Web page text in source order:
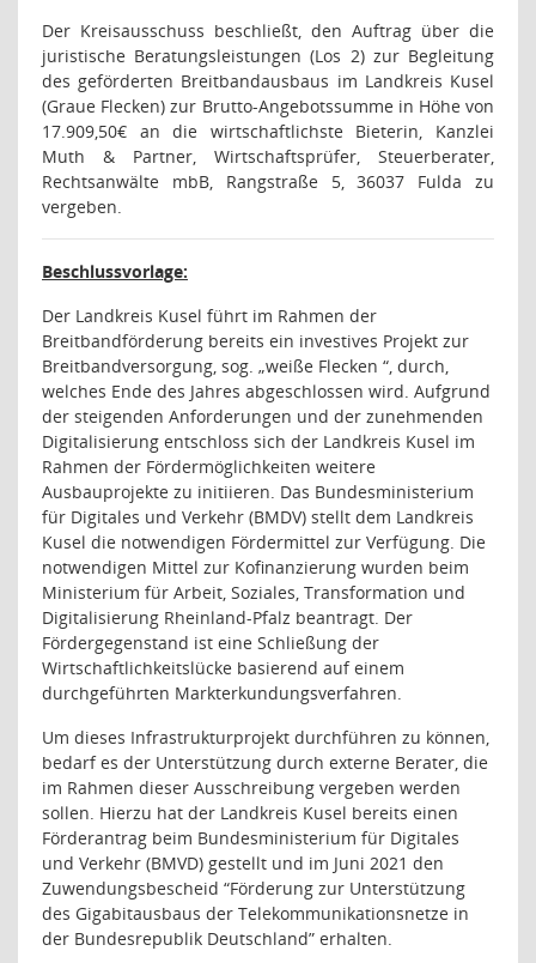
Der Kreisausschuss beschließt, den Auftrag über die
juristische Beratungsleistungen (Los 2) zur Begleitung
des geförderten Breitbandausbaus im Landkreis Kusel
(Graue Flecken) zur Brutto-Angebotssumme in Höhe von
17.909,50€ an die wirtschaftlichste Bieterin, Kanzlei
Muth & Partner, Wirtschaftsprüfer, Steuerberater,
Rechtsanwälte mbB, Rangstraße 5, 36037 Fulda zu
vergeben.
Beschlussvorlage:
Der Landkreis Kusel führt im Rahmen der
Breitbandförderung bereits ein investives Projekt zur
Breitbandversorgung, sog. „weiße Flecken “, durch,
welches Ende des Jahres abgeschlossen wird. Aufgrund
der steigenden Anforderungen und der zunehmenden
Digitalisierung entschloss sich der Landkreis Kusel im
Rahmen der Fördermöglichkeiten weitere
Ausbauprojekte zu initiieren. Das Bundesministerium
für Digitales und Verkehr (BMDV) stellt dem Landkreis
Kusel die notwendigen Fördermittel zur Verfügung. Die
notwendigen Mittel zur Kofinanzierung wurden beim
Ministerium für Arbeit, Soziales, Transformation und
Digitalisierung Rheinland-Pfalz beantragt. Der
Fördergegenstand ist eine Schließung der
Wirtschaftlichkeitslücke basierend auf einem
durchgeführten Markterkundungsverfahren.
Um dieses Infrastrukturprojekt durchführen zu können,
bedarf es der Unterstützung durch externe Berater, die
im Rahmen dieser Ausschreibung vergeben werden
sollen. Hierzu hat der Landkreis Kusel bereits einen
Förderantrag beim Bundesministerium für Digitales
und Verkehr (BMVD) gestellt und im Juni 2021 den
Zuwendungsbescheid “Förderung zur Unterstützung
des Gigabitausbaus der Telekommunikationsnetze in
der Bundesrepublik Deutschland” erhalten.